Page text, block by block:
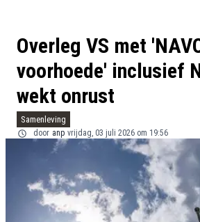
Overleg VS met
voorhoede' inclusief
wekt onrust
Samenleving
door anp vrijdag, 03 juli 2026 om 19:56